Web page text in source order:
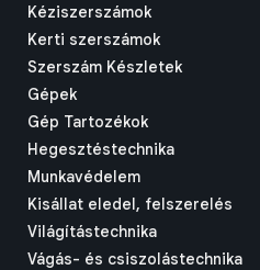
Kéziszerszámok
Kerti szerszámok
Szerszám Készletek
Gépek
Gép Tartozékok
Hegesztéstechnika
Munkavédelem
Kisállat eledel, felszerelés
Világítástechnika
Vágás- és csiszolástechnika